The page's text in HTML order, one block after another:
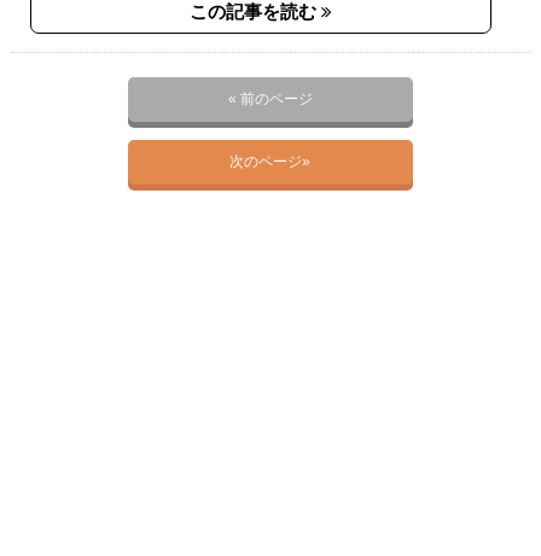
この記事を読む
« 前のページ
次のページ»